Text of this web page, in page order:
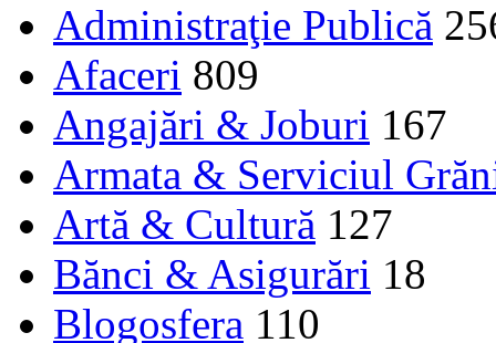
Administraţie Publică
Afaceri 809
Angajări & Joburi 167
Armata & Serviciul
Artă & Cultură 127
Bănci & Asigurări 18
Blogosfera 110